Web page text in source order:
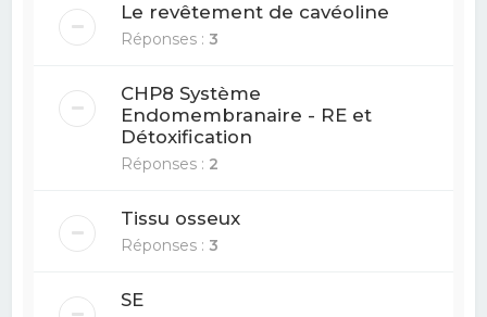
Le revêtement de cavéoline
Réponses :3
CHP8 Système
Endomembranaire - RE et
Détoxification
Réponses : 2
Tissu osseux
Réponses :3
SE